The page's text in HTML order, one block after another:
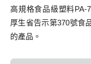
高規格食品級塑料PA-
厚生省告示第370號食
的產品。